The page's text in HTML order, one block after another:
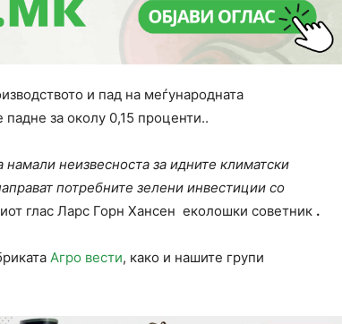
и пад на меѓународната
за околу 0,15 проценти..
намали неизвесноста за идните климатски
потребните зелени инвестиции со
глас Ларс Горн Хансен еколошки советник .
Агро вести, како и нашите групи